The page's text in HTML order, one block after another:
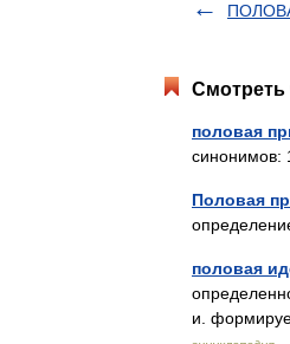
половая
синонимов:
Половая
половая
и.